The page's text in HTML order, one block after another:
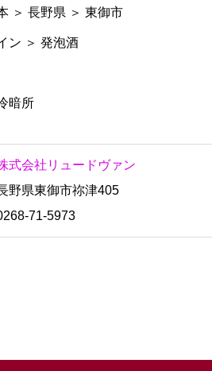
＞ 長野県 ＞ 東御市
ン ＞ 発泡酒
暗所
式会社リュードヴァン
野県東御市祢津405
71-5973